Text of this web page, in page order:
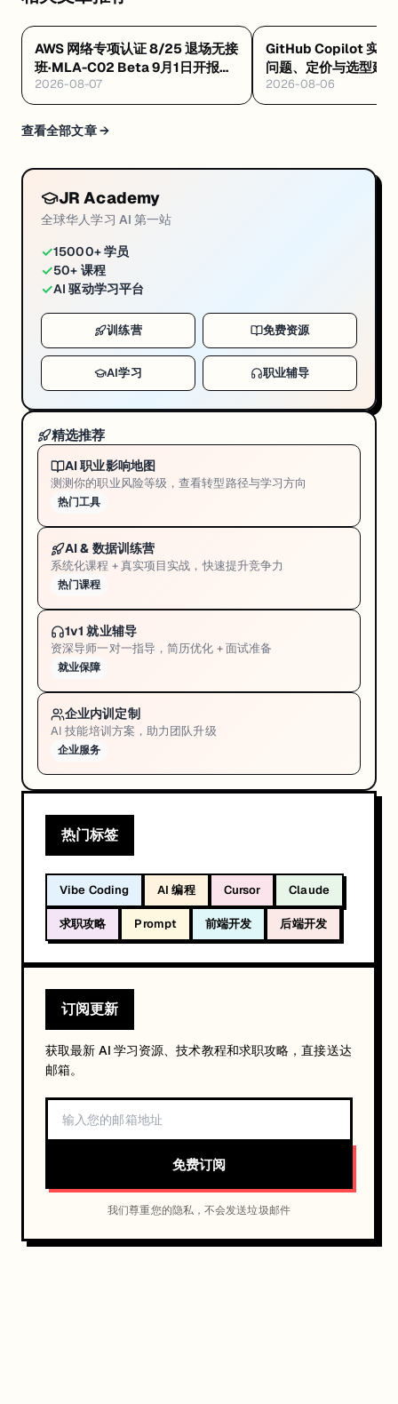
AWS 网络专项认证 8/25 退场无接
班·MLA-C02 Beta 9月1日开报
$75·GAIL 零基础 $99 稀缺证
2026-08-07
GitHub Copilot 实战
问题、定价与选型建议
2026-08-06
查看全部文章 →
JR Academy
全球华人学习 AI 第一站
✓15000+ 学员
✓50+ 课程
✓AI 驱动学习平台
训练营 免费资源
AI学习 职业辅导
精选推荐
AI 职业影响地图
测测你的职业风险等级，查看转型路径与学习方向
热门工具
AI & 数据训练营
系统化课程 + 真实项目实战，快速提升竞争力
热门课程
1v1 就业辅导
资深导师一对一指导，简历优化 + 面试准备
就业保障
企业内训定制
AI 技能培训方案，助力团队升级
企业服务
热门标签
Vibe Coding AI 编程 Cursor Claude
求职攻略 Prompt 前端开发 后端开发
订阅更新
获取最新 AI 学习资源、技术教程和求职攻略，直接送达
邮箱。
免费订阅
我们尊重您的隐私，不会发送垃圾邮件